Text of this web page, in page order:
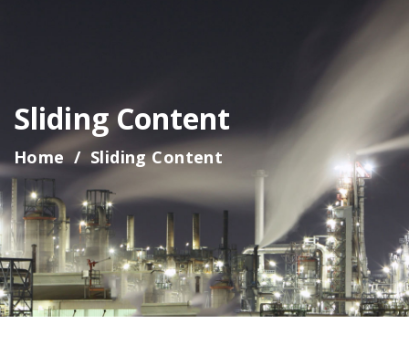
Sliding Content
Home Sliding Content